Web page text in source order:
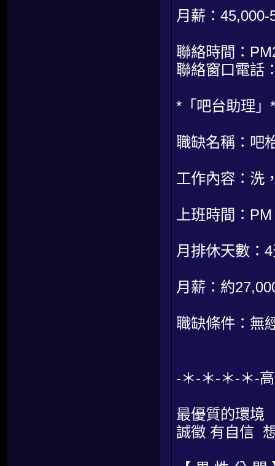
月薪：
聯絡時間：
聯絡窗口電話
*「吧台助理」*
職缺名稱：吧
工作內容：洗
上班時間：
月排休天數：
月薪：約
職缺條件：無
-＊-＊-＊-＊-
最優質的環境
誠徵 有自信